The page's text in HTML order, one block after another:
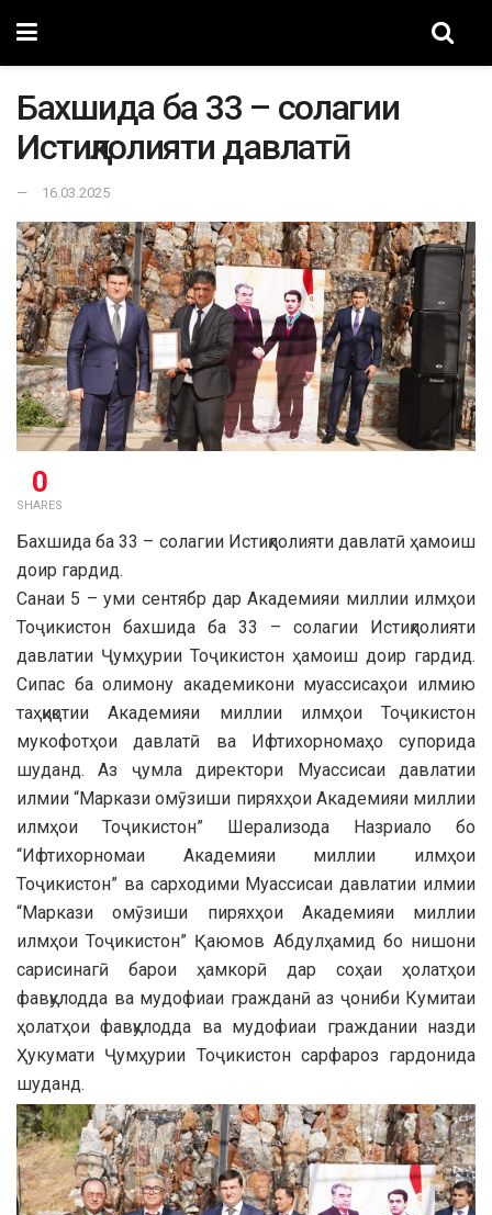
Бахшида ба 33 – солагии
Истиқлолияти давлатӣ
16.03.2025
0
SHARES
Бахшида ба 33 – солагии Истиқлолияти давлатӣ ҳамоиш
доир гардид.
Санаи 5 – уми сентябр дар Академияи миллии илмҳои
Тоҷикистон бахшида ба 33 – солагии Истиқлолияти
давлатии Ҷумҳурии Тоҷикистон ҳамоиш доир гардид.
Сипас ба олимону академикони муассисаҳои илмию
таҳқиқотии Академияи миллии илмҳои Тоҷикистон
мукофотҳои давлатӣ ва Ифтихорномаҳо супорида
шуданд. Аз ҷумла директори Муассисаи давлатии
илмии “Маркази омӯзиши пиряхҳои Академияи миллии
илмҳои Тоҷикистон” Шерализода Назриало бо
“Ифтихорномаи Академияи миллии илмҳои
Тоҷикистон” ва сарходими Муассисаи давлатии илмии
“Маркази омӯзиши пиряхҳои Академияи миллии
илмҳои Тоҷикистон” Қаюмов Абдулҳамид бо нишони
сарисинагӣ барои ҳамкорӣ дар соҳаи ҳолатҳои
фавқулодда ва мудофиаи гражданӣ аз ҷониби Кумитаи
ҳолатҳои фавқулодда ва мудофиаи граждании назди
Ҳукумати Ҷумҳурии Тоҷикистон сарфароз гардонида
шуданд.